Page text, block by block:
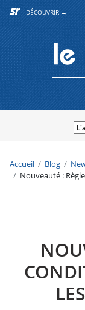
DÉCOUVRIR →
Accueil Blog
Nouveauté :